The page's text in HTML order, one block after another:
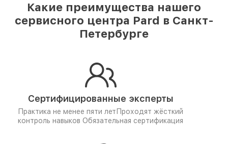
Какие преимущества нашего
сервисного центра Pard в Санкт-
Петербурге
Сертифицированные эксперты
Практика не менее пяти лет Проходят жёсткий
контроль навыков Обязательная сертификация